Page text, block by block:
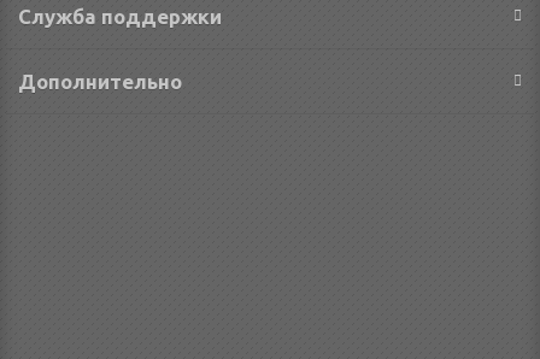
Служба поддержки
Дополнительно